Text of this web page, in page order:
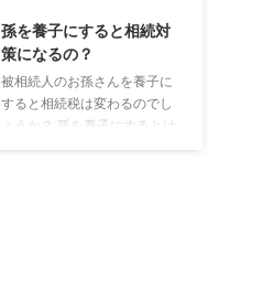
孫を養子にすると相続対
策になるの？
被相続人のお孫さんを養子に
すると相続税は変わるのでし
ょうか？ 孫を養子にするとは